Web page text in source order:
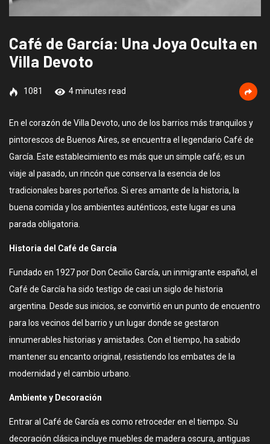
Café de García: Una Joya Oculta en
Villa Devoto
1081 4 minutes read
En el corazón de Villa Devoto, uno de los barrios más tranquilos y
pintorescos de Buenos Aires, se encuentra el legendario Café de
García. Este establecimiento es más que un simple café; es un
viaje al pasado, un rincón que conserva la esencia de los
tradicionales bares porteños. Si eres amante de la historia, la
buena comida y los ambientes auténticos, este lugar es una
parada obligatoria.
Historia del Café de García
Fundado en 1927 por Don Cecilio García, un inmigrante español, el
Café de García ha sido testigo de casi un siglo de historia
argentina. Desde sus inicios, se convirtió en un punto de encuentro
para los vecinos del barrio y un lugar donde se gestaron
innumerables historias y amistades. Con el tiempo, ha sabido
mantener su encanto original, resistiendo los embates de la
modernidad y el cambio urbano.
Ambiente y Decoración
Entrar al Café de García es como retroceder en el tiempo. Su
decoración clásica incluye muebles de madera oscura, antiguas